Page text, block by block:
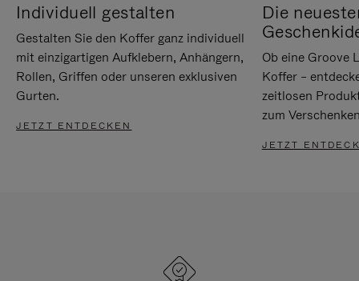
Individuell gestalten
Gestalten Sie den Koffer ganz individuell
mit einzigartigen Aufklebern, Anhängern,
Rollen, Griffen oder unseren exklusiven
Gurten.
JETZT ENTDECKEN
Die
Ob eine Groove
Koffer –
zeitlosen
zum
JETZT